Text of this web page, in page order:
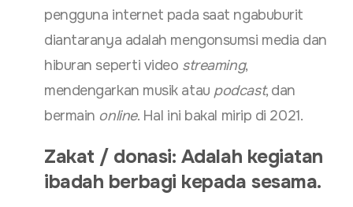
pengguna internet pada saat ngabuburit
diantaranya adalah mengonsumsi media dan
hiburan seperti video streaming,
mendengarkan musik atau podcast, dan
bermain online. Hal ini bakal mirip di 2021.
Zakat / donasi: Adalah kegiatan
ibadah berbagi kepada sesama.